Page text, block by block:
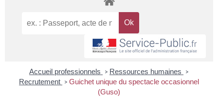
Accueil professionnels > Ressources humaines >
Recrutement > Guichet unique du spectacle occasionnel
(Guso)